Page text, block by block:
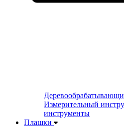
Измерительный
инструменты
Плашки